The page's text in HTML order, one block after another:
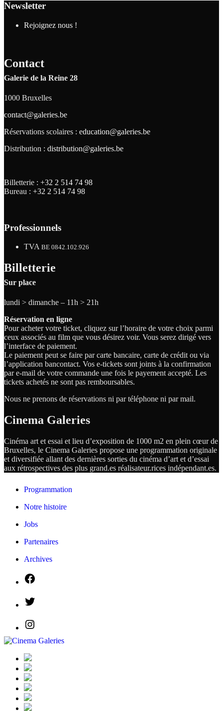
Newsletter
Rejoignez nous !
Contact
Galerie de la Reine 28
1000 Bruxelles
contact@galeries.be
Réservations scolaires : education@galeries.be
Distribution : distribution@galeries.be
Billetterie : +32 2 514 74 98
Bureau : +32 2 514 74 98
Professionnels
TVA BE 0842.102.926
Billetterie
Sur place
lundi > dimanche – 11h > 21h
Réservation en ligne
Pour acheter votre ticket, cliquez sur l’horaire de votre choix parmi
ceux associés au film que vous désirez voir. Vous serez dirigé vers
l’interface de paiement.
Le paiement peut se faire par carte bancaire, carte de crédit ou via
l’application bancontact. Vos e-tickets sont joints à la confirmation
par e-mail de votre commande une fois le payement accepté. Les
tickets achetés ne sont pas remboursables.
Nous ne prenons de réservations ni par téléphone ni par mail.
Cinema Galeries
Cinéma art et essai et lieu d’exposition de 1000 m2 en plein cœur de
Bruxelles, le Cinema Galeries propose une programmation originale
et diversifiée allant des dernières sorties du cinéma d’art et d’essai
aux rétrospectives des plus grand.es réalisateur.rices indépendant.es.
Programmation
Notre histoire
Jobs
Partenaires
Archives